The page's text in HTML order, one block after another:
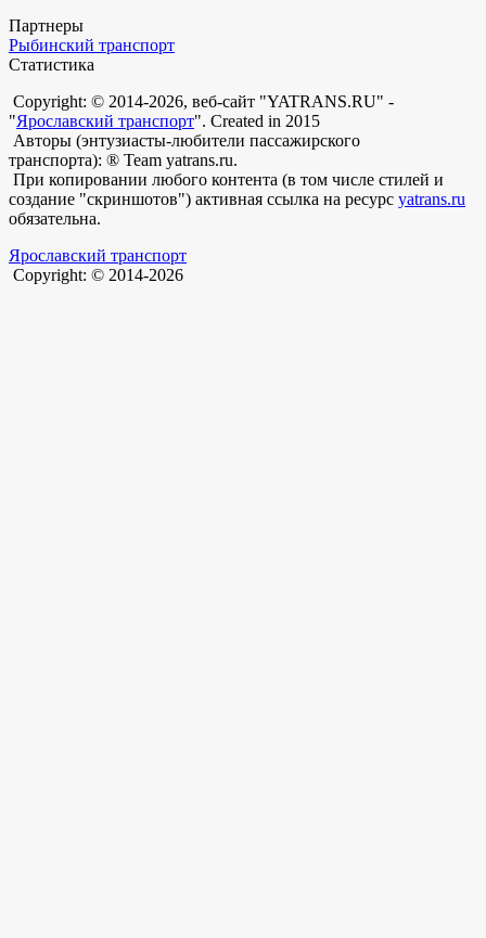
Партнеры
Рыбинский транспорт
Статистика
Copyright: © 2014-2026, веб-сайт "YATRANS.RU" -
"Ярославский транспорт". Created in 2015
Авторы (энтузиасты-любители пассажирского
транспорта): ® Team yatrans.ru.
При копировании любого контента (в том числе стилей и
создание "скриншотов") активная ссылка на ресурс yatrans.ru
обязательна.
Ярославский транспорт
Copyright: © 2014-2026